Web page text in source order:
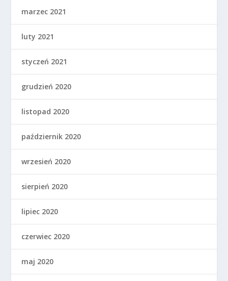
marzec 2021
luty 2021
styczeń 2021
grudzień 2020
listopad 2020
październik 2020
wrzesień 2020
sierpień 2020
lipiec 2020
czerwiec 2020
maj 2020